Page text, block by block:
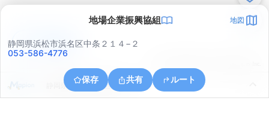
地場企業振興協組 地図
静岡県浜松市浜名区中条２１４−２
053-586-4776
保存 共有 ルート
静岡県浜松市浜名区内野
アプリで見る